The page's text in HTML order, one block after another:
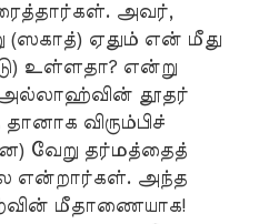
அவர்,
(ஸகாத்) ஏதும் என் மீது
உள்ளதா? என்று
அல்லாஹ்வின் தூதர்
விரும்பிச்
வேறு தர்மத்தைத்
என்றார்கள். அந்த
மீதாணையாக!